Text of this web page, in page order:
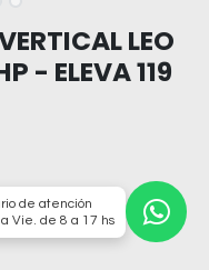
LEO
- ELEVA 119
de atención
a Vie. de 8 a 17 hs